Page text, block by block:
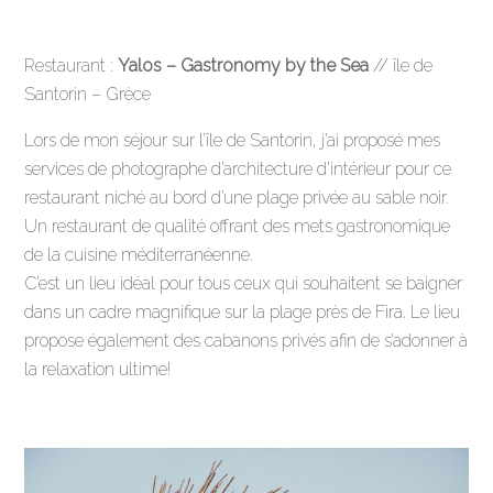
Restaurant :Yalos – Gastronomy by the Sea // île de
Santorin – Grèce
Lors de mon séjour sur l’île de Santorin, j’ai proposé mes
services de photographe d’architecture d’intérieur pour ce
restaurant niché au bord d’une plage privée au sable noir.
Un restaurant de qualité offrant des mets gastronomique
de la cuisine méditerranéenne.
C’est un lieu idéal pour tous ceux qui souhaitent se baigner
dans un cadre magnifique sur la plage près de Fira. Le lieu
propose égalementdes cabanons privés afin de s’adonner à
la relaxation ultime!